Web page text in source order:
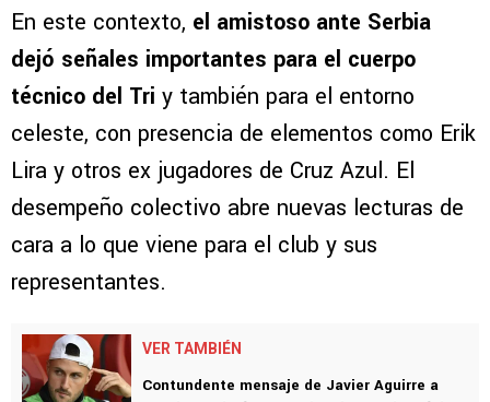
En este contexto, el amistoso ante Serbia
dejó señales importantes para el cuerpo
técnico del Tri y también para el entorno
celeste, con presencia de elementos como Erik
Lira y otros ex jugadores de Cruz Azul. El
desempeño colectivo abre nuevas lecturas de
cara a lo que viene para el club y sus
representantes.
VER TAMBIÉN
Contundente mensaje de Javier Aguirre a